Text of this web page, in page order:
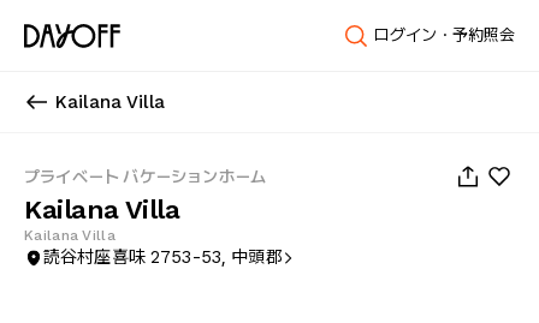
ログイン・予約照会
Kailana Villa
プライベート バケーションホーム
Kailana Villa
Kailana Villa
読谷村座喜味 2753-53, 中頭郡